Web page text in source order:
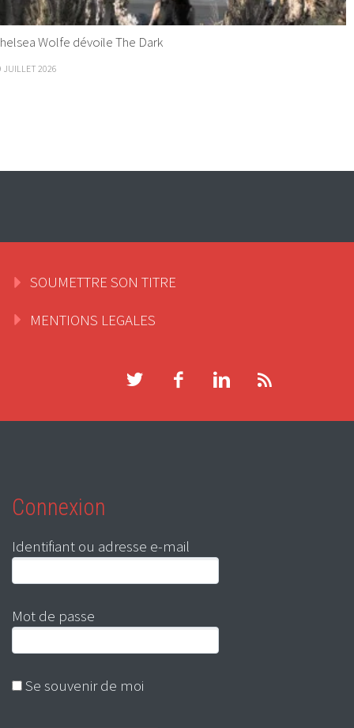
Wolfe dévoile The Dark
JUILLET 2026
SOUMETTRE SON TITRE
MENTIONS LEGALES
Connexion
Identifiant ou adresse e-mail
Mot de passe
Se souvenir de moi